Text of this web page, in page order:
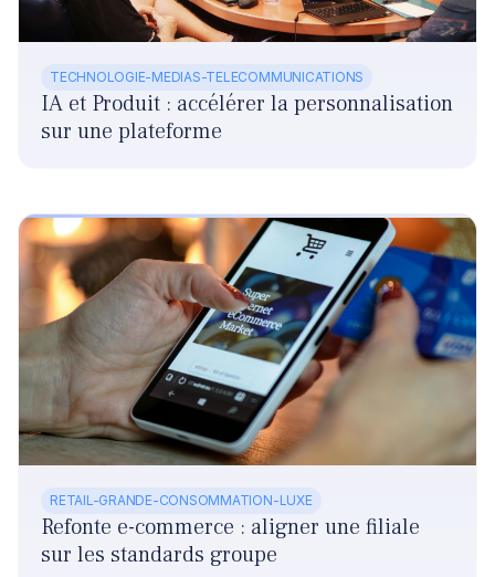
TECHNOLOGIE-MEDIAS-TELECOMMUNICATIONS
IA et Produit : accélérer la personnalisation
sur une plateforme
RETAIL-GRANDE-CONSOMMATION-LUXE
Refonte e-commerce : aligner une filiale
sur les standards groupe